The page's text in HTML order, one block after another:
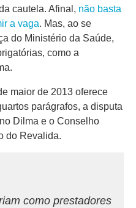
cautela. Afinal, não basta
a vaga. Mas, ao se
do Ministério da Saúde,
como a
maior de 2013 oferece
parágrafos, a disputa
Dilma e o Conselho
do Revalida.
como prestadores